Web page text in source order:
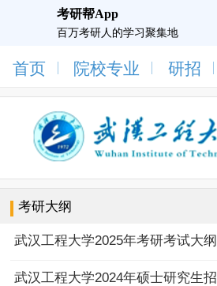
考研帮App
百万考研人的学习聚集地
首页 院校专业 研招
考研大纲
武汉工程大学2025年考研考试大纲